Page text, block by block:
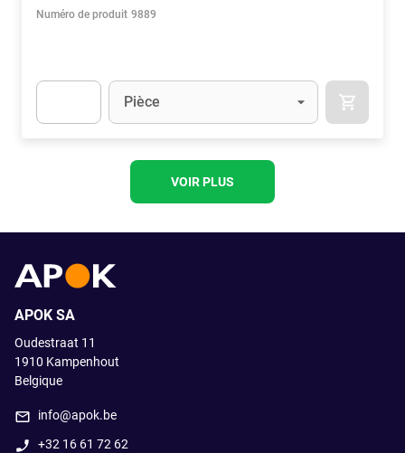
Numéro de produit 9889
Unité
Pièce
VOIR PLUS
APOK SA
Oudestraat 11
1910 Kampenhout
Belgique
info@apok.be
+32 16 61 72 62